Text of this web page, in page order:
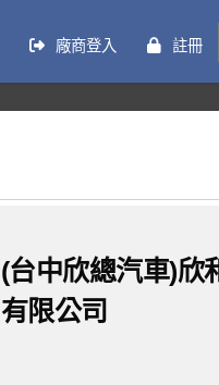
廠商登入 註冊
(台中欣總汽車)欣
有限公司